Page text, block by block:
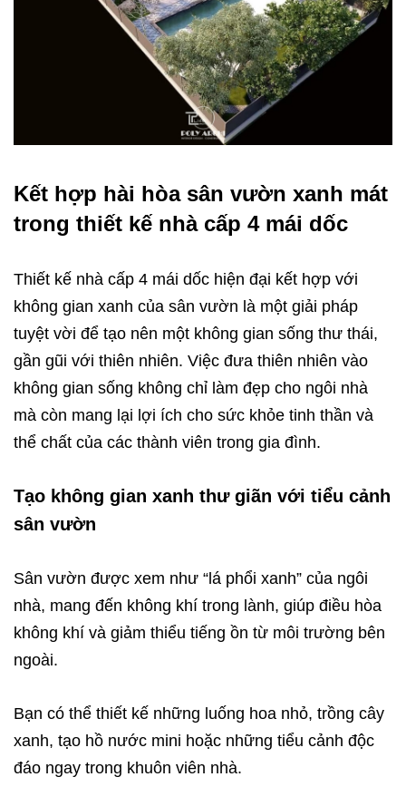
Kết hợp hài hòa sân vườn xanh mát
trong thiết kế nhà cấp 4 mái dốc
Thiết kế nhà cấp 4 mái dốc hiện đại kết hợp với
không gian xanh của sân vườn là một giải pháp
tuyệt vời để tạo nên một không gian sống thư thái,
gần gũi với thiên nhiên. Việc đưa thiên nhiên vào
không gian sống không chỉ làm đẹp cho ngôi nhà
mà còn mang lại lợi ích cho sức khỏe tinh thần và
thể chất của các thành viên trong gia đình.
Tạo không gian xanh thư giãn với tiểu cảnh
sân vườn
Sân vườn được xem như “lá phổi xanh” của ngôi
nhà, mang đến không khí trong lành, giúp điều hòa
không khí và giảm thiểu tiếng ồn từ môi trường bên
ngoài.
Bạn có thể thiết kế những luống hoa nhỏ, trồng cây
xanh, tạo hồ nước mini hoặc những tiểu cảnh độc
đáo ngay trong khuôn viên nhà.